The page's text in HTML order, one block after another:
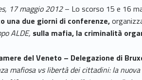
17 maggio 2012– Lo scorso 15 e 16
una due giorni di conferenze,
ALDE, sulla mafia, la criminalità
del Veneto – Delegazione di
mafiosa vs libertà dei cittadini: la